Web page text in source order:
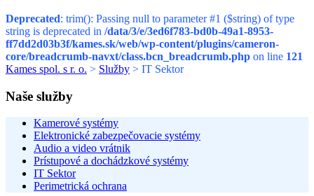
Deprecated: trim(): Passing null to parameter #1 ($string) of type
string is deprecated in /data/3/e/3ed6f783-bd0b-49a1-8953-
ff7dd2d03b3f/kames.sk/web/wp-content/plugins/cameron-
core/breadcrumb-navxt/class.bcn_breadcrumb.php on line 121
Kames spol. s r. o. > Služby > IT Sektor
Naše služby
Kamerové systémy
Elektronické zabezpečovacie systémy
Audio a video vrátnik
Prístupové a dochádzkové systémy
IT Sektor
Perimetrická ochrana